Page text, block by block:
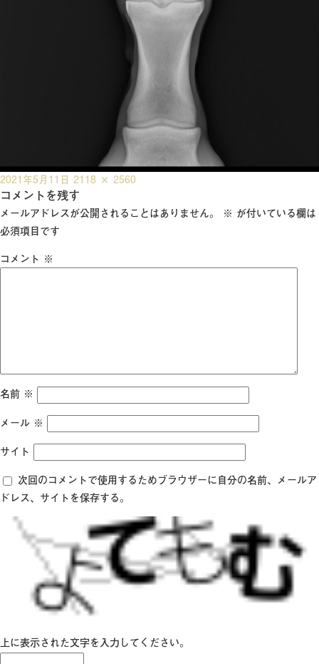
投
稿
日:
2021年5月11日 フ
ル
サ
2118 × 2560
コメントを残す
メールアドレスが公開されることはありません。 ※ が付いている欄は
必須項目です
コメント ※
名前 ※
メール ※
サイト
次回のコメントで使用するためブラウザーに自分の名前、メールア
ドレス、サイトを保存する。
上に表示された文字を入力してください。